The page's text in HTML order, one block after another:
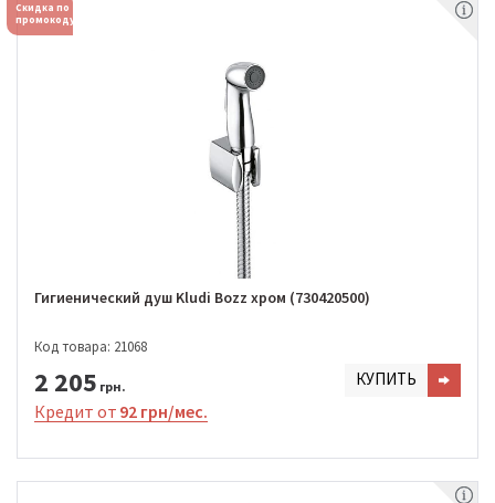
Скидка по
промокоду
Гигиенический душ Kludi Bozz хром (730420500)
Код товара: 21068
2 205 грн. КУПИТЬ
Кредит от 92 грн/мес.